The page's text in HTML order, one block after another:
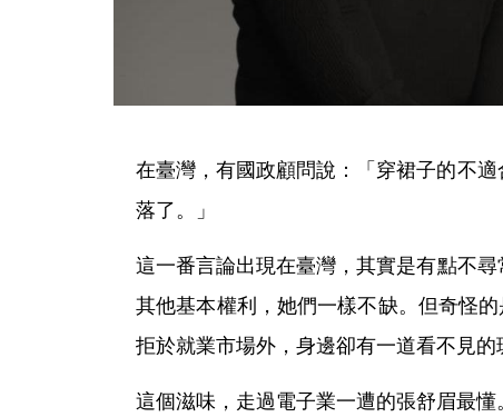
在臺灣，有國政顧問說：「穿裙子的不
落了。」
這一番言論出現在臺灣，其實是有點不
其他基本權利，她們一樣不缺。但奇怪
拒於就業市場外，身邊卻有一道看不見的
這個滋味，走過電子業一遭的張舒眉最懂